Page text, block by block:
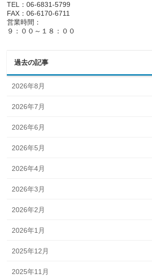
TEL：06-6831-5799
FAX：06-6170-6711
営業時間：
９：００～１８：００
過去の記事
2026年8月
2026年7月
2026年6月
2026年5月
2026年4月
2026年3月
2026年2月
2026年1月
2025年12月
2025年11月